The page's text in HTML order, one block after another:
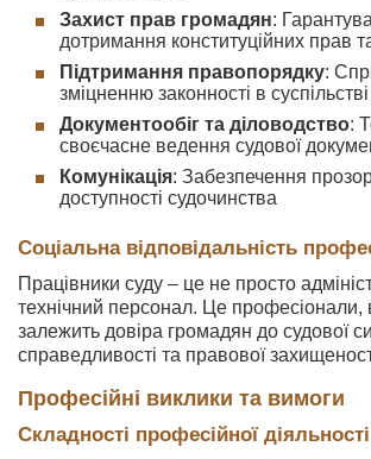
Захист прав громадян:
дотримання конституційних прав
Підтримання правопорядку:
зміцненню законності в суспільстві
Документообіг та діловодство:
своєчасне ведення судової
Комунікація: Забезпечення
доступності судочинства
Соціальна відповідальність
Працівники суду – це не просто
технічний персонал. Це професіонали,
залежить довіра громадян до судової
справедливості та правової
Професійні виклики та вимоги
Складності професійної діяльності